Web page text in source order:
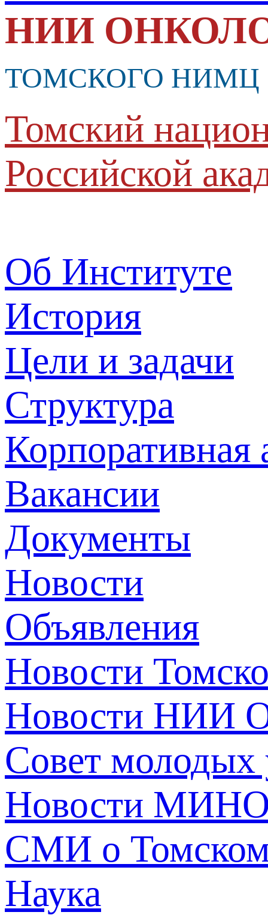
НИИ
ТОМСКОГО НИМЦ
Томский
Российской
Об Институте
История
Цели и задачи
Структура
Корпоративная
Вакансии
Документы
Новости
Объявления
Новости
Новости НИИ
Совет молодых
Новости
СМИ о
Наука